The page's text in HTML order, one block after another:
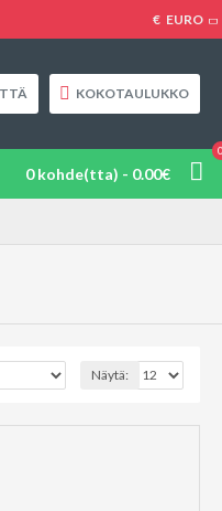
€ EURO
KOKOTAULUKKO
0 kohde(tta) - 0.00€
Näytä: